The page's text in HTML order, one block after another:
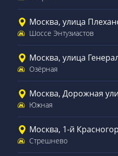
Москва, улица
Шоссе Энтузиастов
Москва, улица
Озёрная
Москва, Дорожная
Южная
Москва, 1-й
Стрешнево